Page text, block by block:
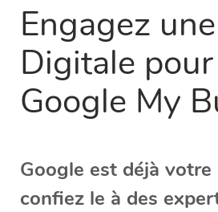
Engagez une
Digitale
Google My
Google est déjà
confiez le à des